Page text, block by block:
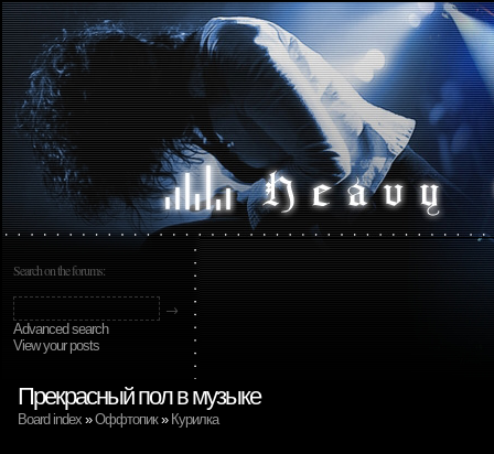
Search on the forums:
Advanced search
View your posts
Прекрасный пол в музыке
Board index »Оффтопик» Курилка